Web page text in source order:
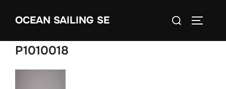
OCEAN SAILING SE
Search
P1010018